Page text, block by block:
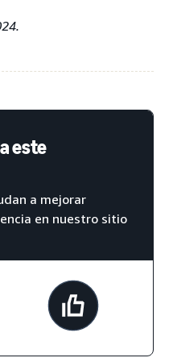
este
a mejorar
en nuestro sitio